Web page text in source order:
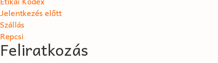
Jelentkezés előtt
Szállás
Repcsi
Feliratkozás